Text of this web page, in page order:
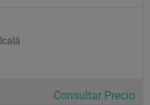
Consultar Precio